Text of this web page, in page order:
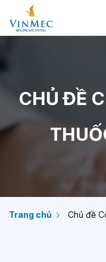
CHỦ ĐỀ
Trang chủ Chủ đề